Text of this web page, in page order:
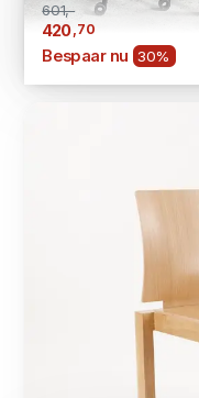
601,-
420 ,70
Bespaar nu 30%